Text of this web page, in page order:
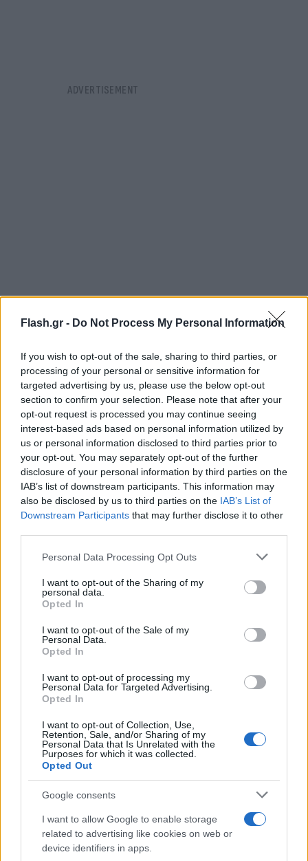
Flash.gr - Do Not Process My Personal Information
If you wish to opt-out of the sale, sharing to third parties, or
processing of your personal or sensitive information for
targeted advertising by us, please use the below opt-out
section to confirm your selection. Please note that after your
opt-out request is processed you may continue seeing
interest-based ads based on personal information utilized by
us or personal information disclosed to third parties prior to
your opt-out. You may separately opt-out of the further
disclosure of your personal information by third parties on the
IAB’s list of downstream participants. This information may
also be disclosed by us to third parties on the IAB’s List of
Downstream Participants that may further disclose it to other
Please note that this website/app uses one or more Google
not limited to your visit or usage behaviour. You may click to
grant or deny consent to Google and its third-party tags to
use your data for below specified purposes in below Google
consent section.
Personal Data Processing Opt Outs
I want to opt-out of the Sharing of my
personal data.
Opted In
I want to opt-out of the Sale of my
Personal Data.
Opted In
I want to opt-out of processing my
Personal Data for Targeted Advertising.
Opted In
I want to opt-out of Collection, Use,
Retention, Sale, and/or Sharing of my
Personal Data that Is Unrelated with the
Purposes for which it was collected.
Opted Out
Google consents
I want to allow Google to enable storage
related to advertising like cookies on web or
device identifiers in apps.
Συγκεκριμένα, οι αμαξοστοιχίες του Προαστιακού
Κορωπί αντί του σταθμού του Αεροδρομίου κατά
τις παρακάτω ώρες:
Δευτέρα 21 Αυγούστου μεταξύ 16:50 – 17:10